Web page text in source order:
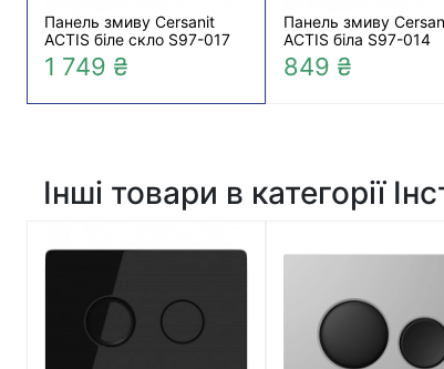
Панель змиву Cersanit
ACTIS біле скло S97-017
1 749 ₴
Панель змиву
ACTIS біла S97-014
849 ₴
Інші товари в категорії